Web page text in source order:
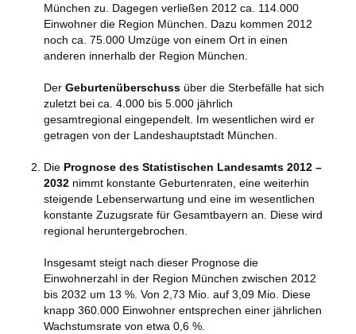
München zu. Dagegen verließen 2012 ca. 114.000
Einwohner die Region München. Dazu kommen 2012
noch ca. 75.000 Umzüge von einem Ort in einen
anderen innerhalb der Region München.
Der Geburtenüberschuss über die Sterbefälle hat sich
zuletzt bei ca. 4.000 bis 5.000 jährlich
gesamtregional eingependelt. Im wesentlichen wird er
getragen von der Landeshauptstadt München.
Die Prognose des Statistischen Landesamts 2012 –
2032 nimmt konstante Geburtenraten, eine weiterhin
steigende Lebenserwartung und eine im wesentlichen
konstante Zuzugsrate für Gesamtbayern an. Diese wird
regional heruntergebrochen.
Insgesamt steigt nach dieser Prognose die
Einwohnerzahl in der Region München zwischen 2012
bis 2032 um 13 %. Von 2,73 Mio. auf 3,09 Mio. Diese
knapp 360.000 Einwohner entsprechen einer jährlichen
Wachstumsrate von etwa 0,6 %.